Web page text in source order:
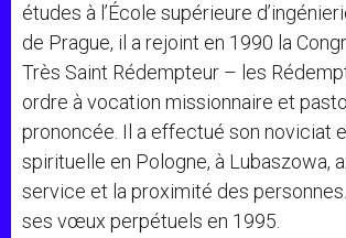
études à l’École supérieure
de Prague, il a rejoint en 1990 la
Très Saint Rédempteur – les
ordre à vocation missionnaire et
prononcée. Il a effectué son noviciat
spirituelle en Pologne, à Lubaszowa,
service et la proximité des
ses vœux perpétuels en 1995.